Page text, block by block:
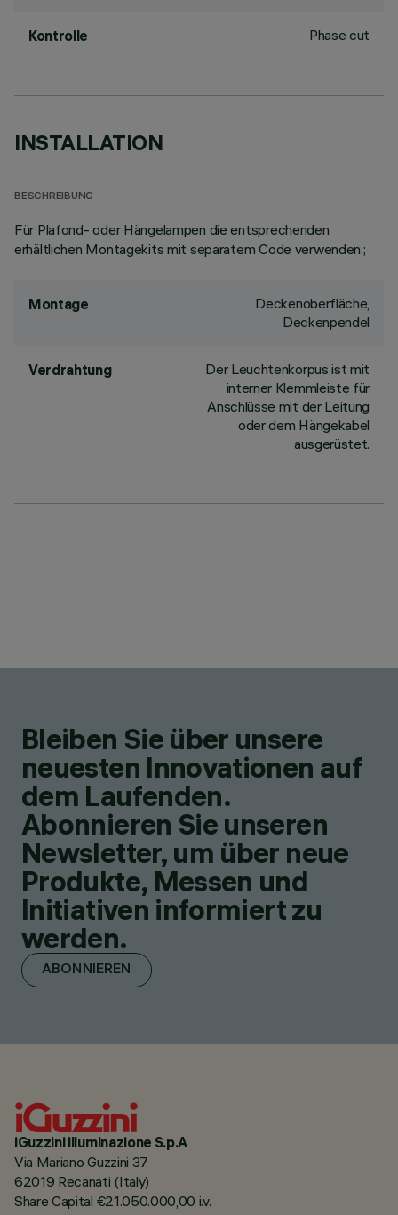
Kontrolle Phase cut
INSTALLATION
BESCHREIBUNG
Für Plafond- oder Hängelampen die entsprechenden
erhältlichen Montagekits mit separatem Code verwenden.;
Montage
Deckenoberfläche,
Deckenpendel
Verdrahtung
Der Leuchtenkorpus ist mit
interner Klemmleiste für
Anschlüsse mit der Leitung
oder dem Hängekabel
ausgerüstet.
Bleiben Sie über unsere
neuesten Innovationen auf
dem Laufenden.
Abonnieren Sie unseren
Newsletter, um über neue
Produkte, Messen und
Initiativen informiert zu
werden.
ABONNIEREN
iGuzzini illuminazione S.p.A
Via Mariano Guzzini 37
62019 Recanati (Italy)
Share Capital €21.050.000,00 i.v.